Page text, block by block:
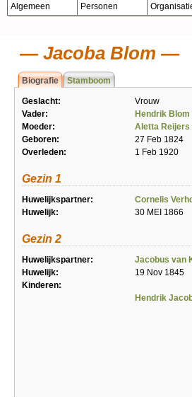
Algemeen Personen
Jacoba Blom
Biografie Stamboom
Geslacht:
Vrouw
Vader:
Hendrik Blom
Moeder:
Aletta Reijers
Geboren:
27 Feb 1824
Overleden:
1 Feb 1920
Gezin 1
Huwelijkspartner: Cornelis
Huwelijk:
30 MEI 1866
Gezin 2
Huwelijkspartner: Jacobus van
Huwelijk:
19 Nov 1845
Kinderen:
Hendrik